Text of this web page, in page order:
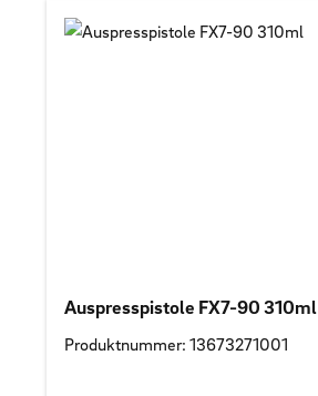
Auspresspistole FX7-90 310ml
Produktnummer: 13673271001